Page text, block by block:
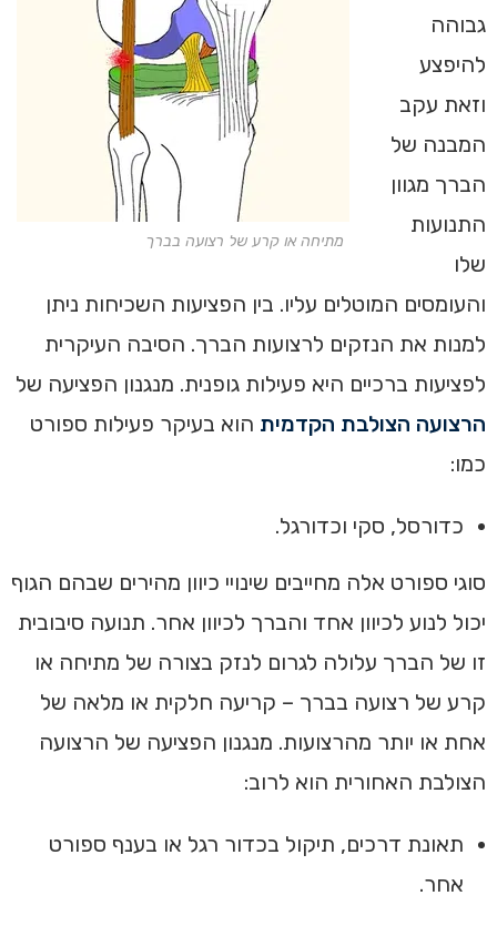
מתיחה או קרע של רצועה בברך
גבוהה
להיפצע
וזאת עקב
המבנה של
הברך מגוון
התנועות
שלו
והעומסים המוטלים עליו. בין הפציעות השכיחות ניתן
למנות את הנזקים לרצועות הברך. הסיבה העיקרית
לפציעות ברכיים היא פעילות גופנית. מנגנון הפציעה של
הרצועה הצולבת הקדמית הוא בעיקר פעילות ספורט
כמו:
כדורסל, סקי וכדורגל.
סוגי ספורט אלה מחייבים שינויי כיוון מהירים שבהם הגוף
יכול לנוע לכיוון אחד והברך לכיוון אחר. תנועה סיבובית
זו של הברך עלולה לגרום לנזק בצורה של מתיחה או
קרע של רצועה בברך – קריעה חלקית או מלאה של
אחת או יותר מהרצועות. מנגנון הפציעה של הרצועה
הצולבת האחורית הוא לרוב:
תאונת דרכים, תיקול בכדור רגל או בענף ספורט
אחר.